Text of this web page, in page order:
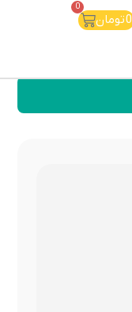
0تومان
0